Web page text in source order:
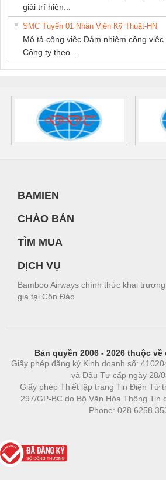
giải trí hiện...
SMC Tuyển 01 Nhân Viên Kỹ Thuật-HN
Mô tả công việc Đảm nhiệm công
Công ty theo...
BAMIEN
CHÀO BÁN
TÌM MUA
DỊCH VỤ
Bamboo Airways chính thức khai
gia tại Côn Đảo
Bản quyền 2006 - 2026 thuộc
Giấy phép đăng ký Kinh doanh số:
và Đầu Tư cấp ngày 28/
Giấy phép Thiết lập trang Tin Điện Tử
297/GP-BC do Bộ Văn Hóa Thông Tin
Phone: